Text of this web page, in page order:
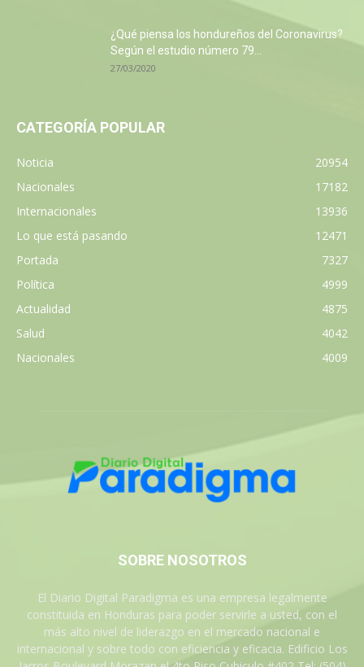
¿Qué piensa los hondureños del Coronavirus?
Según el estudio número 79...
27/03/2020
CATEGORÍA POPULAR
Noticia
20954
Nacionales
17182
Internacionales
13936
Lo que está pasando
12471
Portada
7327
Política
4999
Actualidad
4875
Salud
4042
Nacionales
4009
SOBRE NOSOTROS
El Diario Digital Paradigma es una empresa legalmente
constituida en Honduras para poder servirle a usted, con el
más alto nivel de liderazgo en el mercado nacional e
internacional y sobre todo con eficiencia y eficacia. Edificio Los